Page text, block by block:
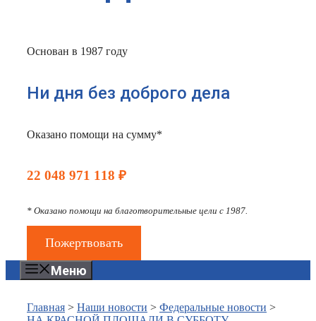
Основан в 1987 году
Ни дня без доброго дела
Оказано помощи на сумму*
22 048 971 118 ₽
* Оказано помощи на благотворительные цели с 1987.
Пожертвовать
Меню
Главная > Наши новости > Федеральные новости >